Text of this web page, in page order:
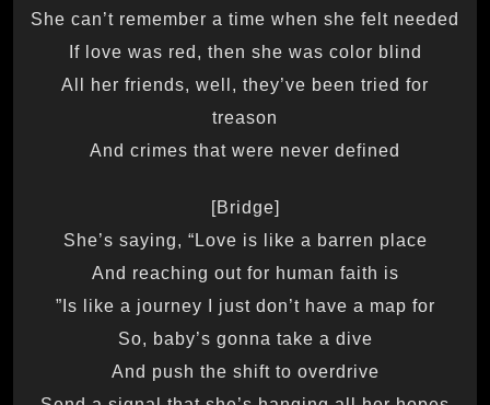
She can’t remember a time when she felt needed
If love was red, then she was color blind
All her friends, well, they’ve been tried for
treason
And crimes that were never defined
[Bridge]
She’s saying, “Love is like a barren place
And reaching out for human faith is
Is like a journey I just don’t have a map for”
So, baby’s gonna take a dive
And push the shift to overdrive